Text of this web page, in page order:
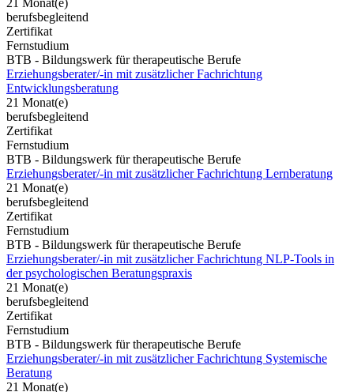
21 Monat(e)
berufsbegleitend
Zertifikat
Fernstudium
BTB - Bildungswerk für therapeutische Berufe
Erziehungsberater/-in mit zusätzlicher Fachrichtung
Entwicklungsberatung
21 Monat(e)
berufsbegleitend
Zertifikat
Fernstudium
BTB - Bildungswerk für therapeutische Berufe
Erziehungsberater/-in mit zusätzlicher Fachrichtung Lernberatung
21 Monat(e)
berufsbegleitend
Zertifikat
Fernstudium
BTB - Bildungswerk für therapeutische Berufe
Erziehungsberater/-in mit zusätzlicher Fachrichtung NLP-Tools in
der psychologischen Beratungspraxis
21 Monat(e)
berufsbegleitend
Zertifikat
Fernstudium
BTB - Bildungswerk für therapeutische Berufe
Erziehungsberater/-in mit zusätzlicher Fachrichtung Systemische
Beratung
21 Monat(e)